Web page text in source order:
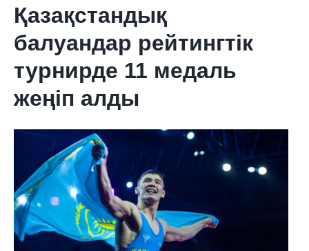
Қазақстандық
балуандар рейтингтік
турнирде 11 медаль
жеңіп алды